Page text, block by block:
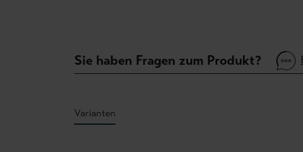
Sie haben Fragen zum Produkt?
Varianten